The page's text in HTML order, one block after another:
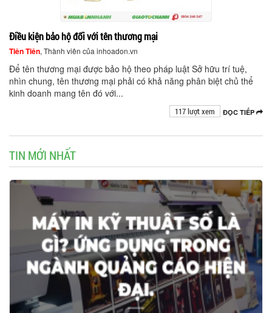
Điều kiện bảo hộ đối với tên thương mại
Tiên Tiên, Thành viên của inhoadon.vn
Để tên thương mại được bảo hộ theo pháp luật Sở hữu trí tuệ,
nhìn chung, tên thương mại phải có khả năng phân biệt chủ thể
kinh doanh mang tên đó với...
ĐỌC TIẾP
117 lượt xem
TIN MỚI NHẤT